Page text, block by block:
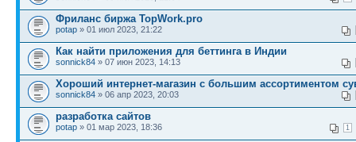
Фриланс биржа TopWork.pro
potap » 01 июл 2023, 21:22
Как найти приложения для беттинга в Индии
sonnick84 » 07 июн 2023, 14:13
Хороший интернет-магазин с большим ассортиментом
sonnick84 » 06 апр 2023, 20:03
разработка сайтов
1
potap » 01 мар 2023, 18:36